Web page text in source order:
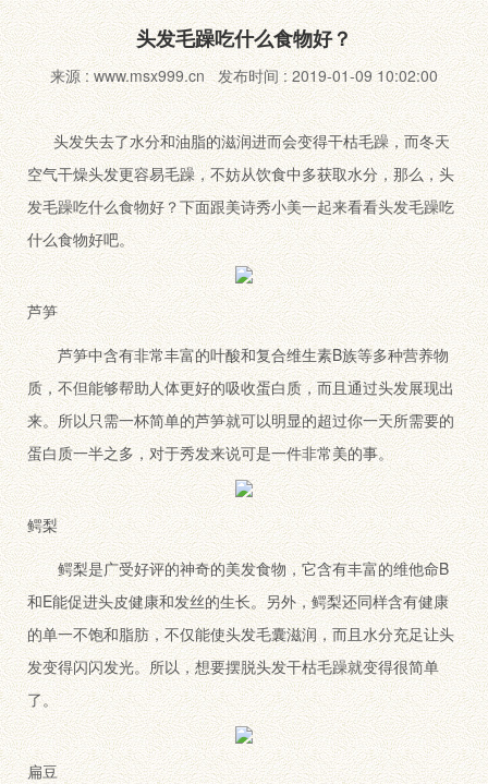
头发毛躁吃什么食物好？
来源 : www.msx999.cn 发布时间 : 2019-01-09 10:02:00
头发失去了水分和油脂的滋润进而会变得干枯毛躁，而冬天
空气干燥头发更容易毛躁，不妨从饮食中多获取水分，那么，头
发毛躁吃什么食物好？下面跟美诗秀小美一起来看看头发毛躁吃
什么食物好吧。
芦笋
芦笋中含有非常丰富的叶酸和复合维生素B族等多种营养物
质，不但能够帮助人体更好的吸收蛋白质，而且通过头发展现出
来。所以只需一杯简单的芦笋就可以明显的超过你一天所需要的
蛋白质一半之多，对于秀发来说可是一件非常美的事。
鳄梨
鳄梨是广受好评的神奇的美发食物，它含有丰富的维他命B
和E能促进头皮健康和发丝的生长。另外，鳄梨还同样含有健康
的单一不饱和脂肪，不仅能使头发毛囊滋润，而且水分充足让头
发变得闪闪发光。所以，想要摆脱头发干枯毛躁就变得很简单
了。
扁豆